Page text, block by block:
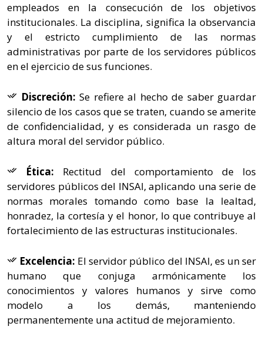
empleados en la consecución de los objetivos
institucionales. La disciplina, significa la observancia
y el estricto cumplimiento de las normas
administrativas por parte de los servidores públicos
en el ejercicio de sus funciones.
Discreción: Se refiere al hecho de saber guardar
silencio de los casos que se traten, cuando se amerite
de confidencialidad, y es considerada un rasgo de
altura moral del servidor público.
Ética: Rectitud del comportamiento de los
servidores públicos del INSAI, aplicando una serie de
normas morales tomando como base la lealtad,
honradez, la cortesía y el honor, lo que contribuye al
fortalecimiento de las estructuras institucionales.
Excelencia: El servidor público del INSAI, es un ser
humano que conjuga armónicamente los
conocimientos y valores humanos y sirve como
modelo a los demás, manteniendo
permanentemente una actitud de mejoramiento.